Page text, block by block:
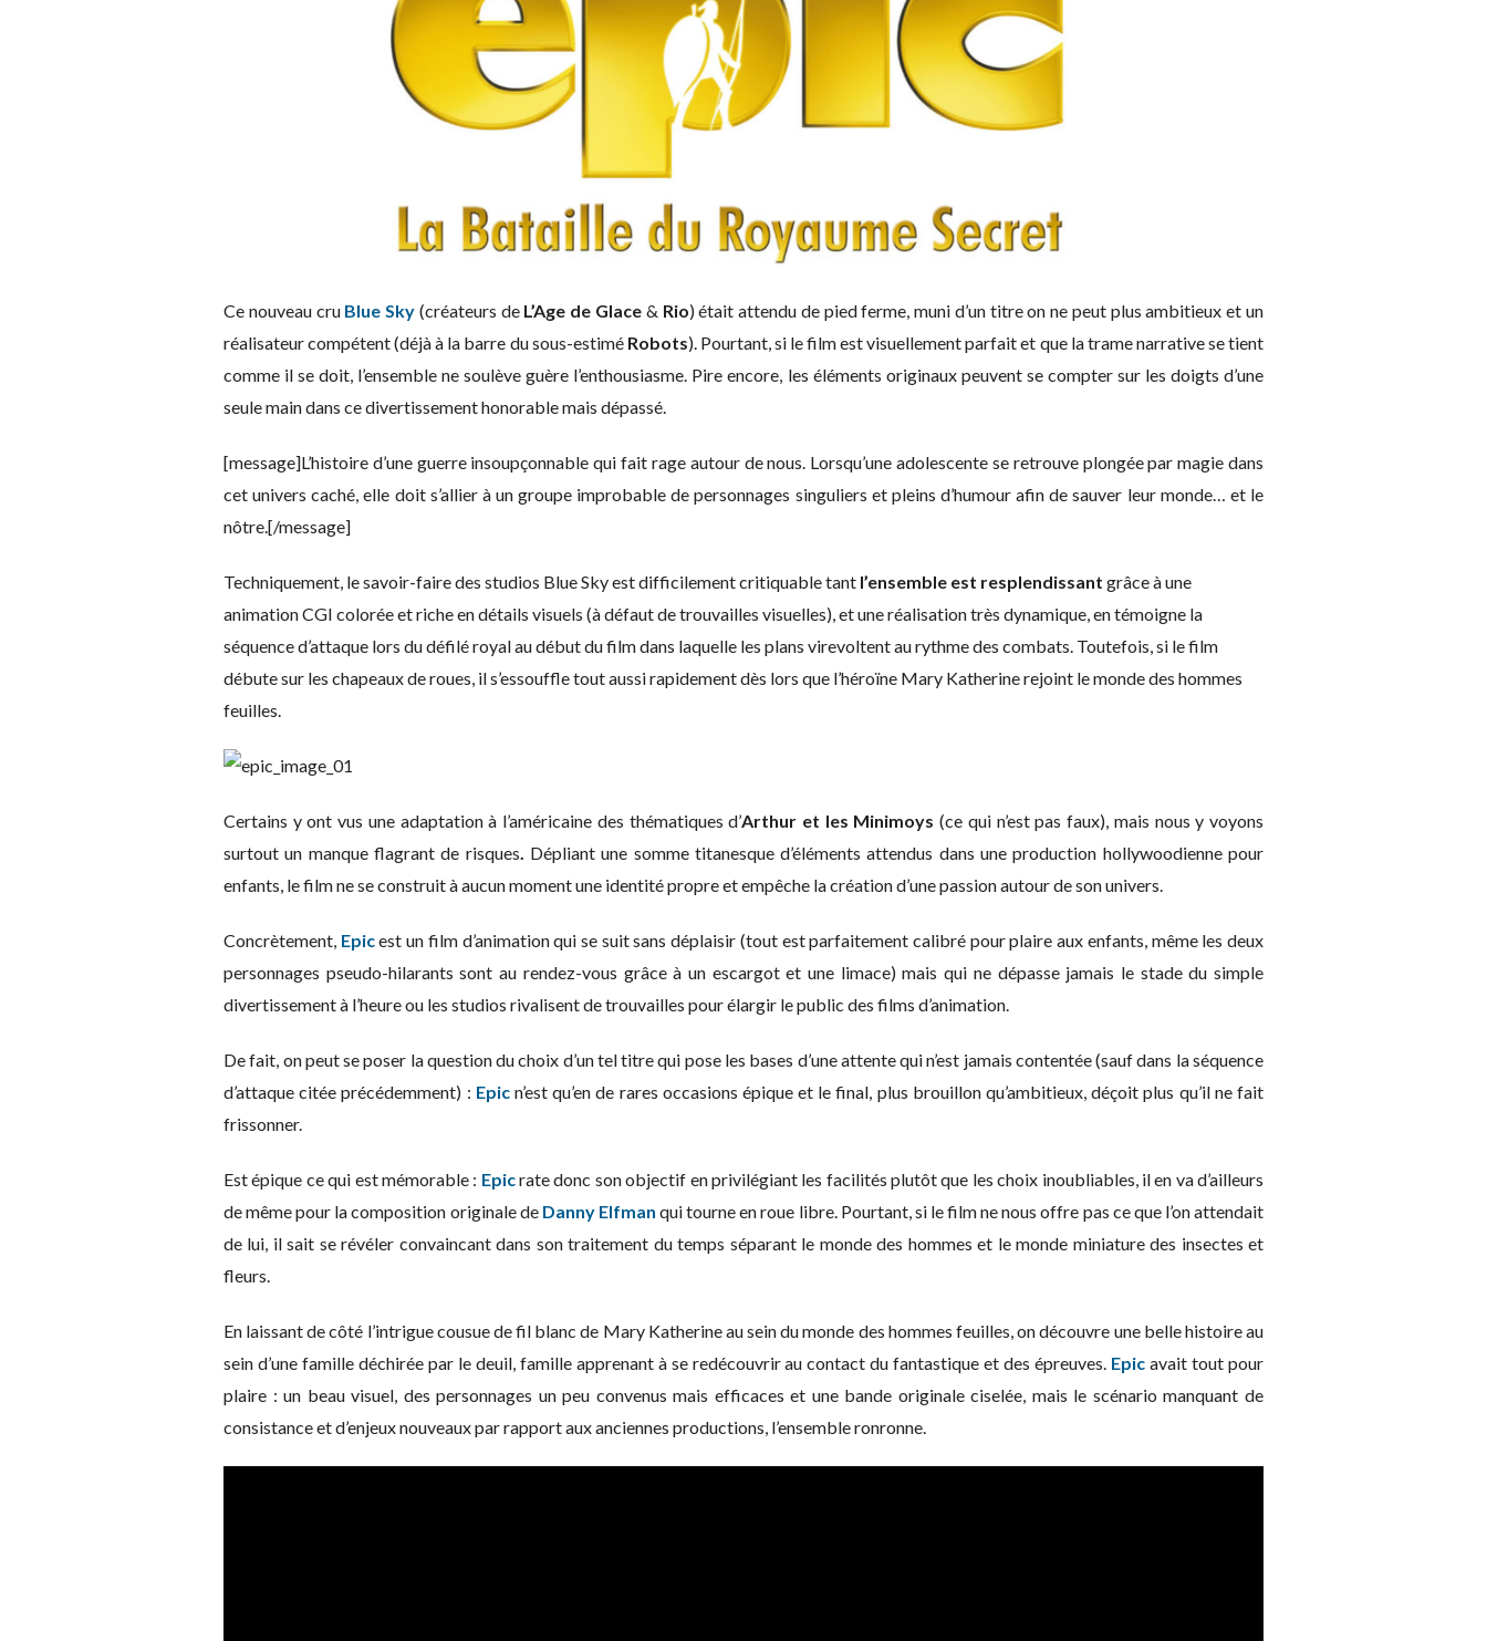
Ce nouveau cru Blue Sky (créateurs de L’Age de Glace& Rio) était attendu de pied ferme, muni d’un titre on ne peut plus ambitieux et un
réalisateur compétent (déjà à la barre du sous-estimé Robots). Pourtant, si le film est visuellement parfait et que la trame narrative se tient
comme il se doit, l’ensemble ne soulève guère l’enthousiasme. Pire encore, les éléments originaux peuvent se compter sur les doigts d’une
seule main dans ce divertissement honorable mais dépassé.
[message]L’histoire d’une guerre insoupçonnable qui fait rage autour de nous. Lorsqu’une adolescente se retrouve plongée par magie dans
cet univers caché, elle doit s’allier à un groupe improbable de personnages singuliers et pleins d’humour afin de sauver leur monde… et le
nôtre.[/message]
Techniquement, le savoir-faire des studios Blue Sky est difficilement critiquable tant l’ensemble est resplendissant grâce à une
animation CGI colorée et riche en détails visuels (à défaut de trouvailles visuelles), et une réalisation très dynamique, en témoigne la
séquence d’attaque lors du défilé royal au début du film dans laquelle les plans virevoltent au rythme des combats. Toutefois, si le film
débute sur les chapeaux de roues, il s’essouffle tout aussi rapidement dès lors que l’héroïne Mary Katherine rejoint le monde des hommes
feuilles.
Certains y ont vus une adaptation à l’américaine des thématiques d’Arthur et les Minimoys (ce qui n’est pas faux), mais nous y voyons
surtout un manque flagrant de risques. Dépliant une somme titanesque d’éléments attendus dans une production hollywoodienne pour
enfants, le film ne se construit à aucun moment une identité propre et empêche la création d’une passion autour de son univers.
Concrètement, Epicest un film d’animation qui se suit sans déplaisir (tout est parfaitement calibré pour plaire aux enfants, même les deux
personnages pseudo-hilarants sont au rendez-vous grâce à un escargot et une limace) mais qui ne dépasse jamais le stade du simple
divertissement à l’heure ou les studios rivalisent de trouvailles pour élargir le public des films d’animation.
De fait, on peut se poser la question du choix d’un tel titre qui pose les bases d’une attente qui n’est jamais contentée (sauf dans la séquence
d’attaque citée précédemment) : Epicn’est qu’en de rares occasions épique et le final, plus brouillon qu’ambitieux, déçoit plus qu’il ne fait
frissonner.
Est épique ce qui est mémorable : Epicrate donc son objectif en privilégiant les facilités plutôt que les choix inoubliables, il en va d’ailleurs
de même pour la composition originale de Danny Elfman qui tourne en roue libre. Pourtant, si le film ne nous offre pas ce que l’on attendait
de lui, il sait se révéler convaincant dans son traitement du temps séparant le monde des hommes et le monde miniature des insectes et
fleurs.
En laissant de côté l’intrigue cousue de fil blanc de Mary Katherine au sein du monde des hommes feuilles, on découvre une belle histoire au
sein d’une famille déchirée par le deuil, famille apprenant à se redécouvrir au contact du fantastique et des épreuves. Epic avait tout pour
plaire : un beau visuel, des personnages un peu convenus mais efficaces et une bande originale ciselée, mais le scénario manquant de
consistance et d’enjeux nouveaux par rapport aux anciennes productions, l’ensemble ronronne.